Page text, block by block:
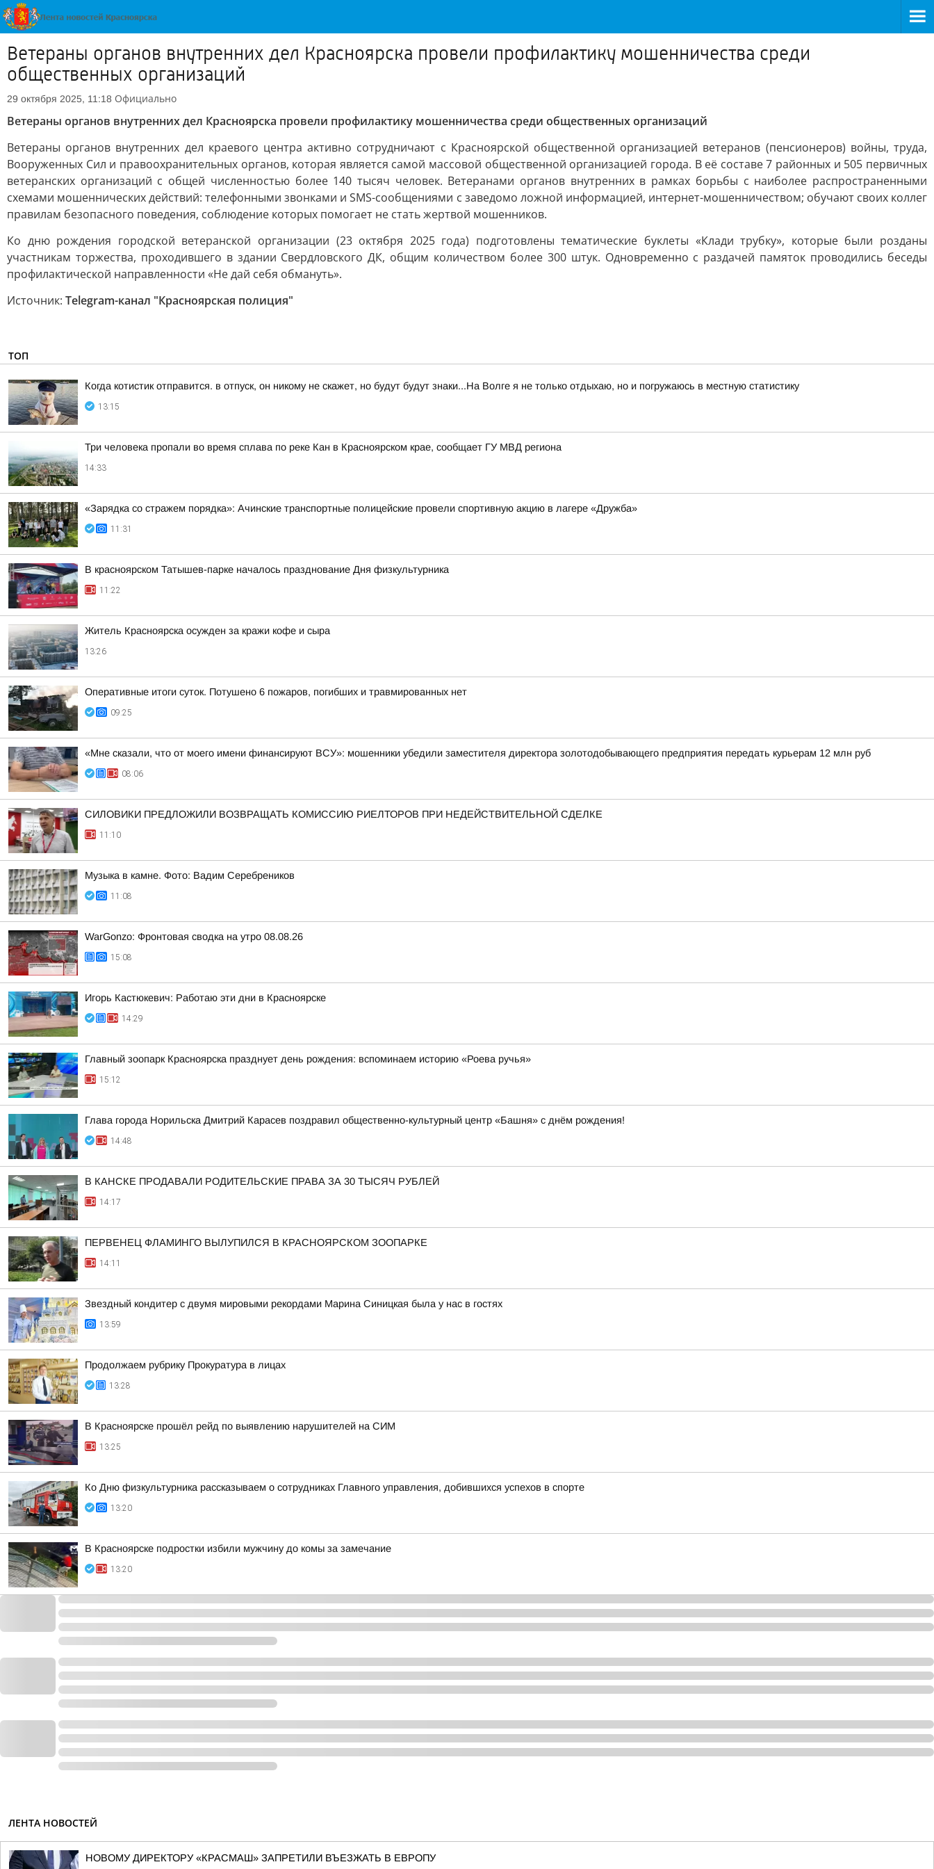
Ветераны органов внутренних дел Красноярска провели профилактику мошенничества среди
общественных организаций
29 октября 2025, 11:18 Официально
Ветераны органов внутренних дел Красноярска провели профилактику мошенничества среди общественных организаций
Ветераны органов внутренних дел краевого центра активно сотрудничают с Красноярской общественной организацией ветеранов (пенсионеров) войны, труда,
Вооруженных Сил и правоохранительных органов, которая является самой массовой общественной организацией города. В её составе 7 районных и 505 первичных
ветеранских организаций с общей численностью более 140 тысяч человек. Ветеранами органов внутренних в рамках борьбы с наиболее распространенными
схемами мошеннических действий: телефонными звонками и SMS-сообщениями с заведомо ложной информацией, интернет-мошенничеством; обучают своих коллег
правилам безопасного поведения, соблюдение которых помогает не стать жертвой мошенников.
Ко дню рождения городской ветеранской организации (23 октября 2025 года) подготовлены тематические буклеты «Клади трубку», которые были розданы
участникам торжества, проходившего в здании Свердловского ДК, общим количеством более 300 штук. Одновременно с раздачей памяток проводились беседы
профилактической направленности «Не дай себя обмануть».
Источник: Telegram-канал "Красноярская полиция"
ТОП
Когда котистик отправится. в отпуск, он никому не скажет, но будут будут знаки...На Волге я не только отдыхаю, но и погружаюсь в местную статистику
13:15
Три человека пропали во время сплава по реке Кан в Красноярском крае, сообщает ГУ МВД региона
14:33
«Зарядка со стражем порядка»: Ачинские транспортные полицейские провели спортивную акцию в лагере «Дружба»
11:31
В красноярском Татышев-парке началось празднование Дня физкультурника
11:22
Житель Красноярска осужден за кражи кофе и сыра
13:26
Оперативные итоги суток. Потушено 6 пожаров, погибших и травмированных нет
09:25
«Мне сказали, что от моего имени финансируют ВСУ»: мошенники убедили заместителя директора золотодобывающего предприятия передать курьерам 12 млн руб
08:06
СИЛОВИКИ ПРЕДЛОЖИЛИ ВОЗВРАЩАТЬ КОМИССИЮ РИЕЛТОРОВ ПРИ НЕДЕЙСТВИТЕЛЬНОЙ СДЕЛКЕ
11:10
Музыка в камне. Фото: Вадим Серебреников
11:08
WarGonzo: Фронтовая сводка на утро 08.08.26
15:08
Игорь Кастюкевич: Работаю эти дни в Красноярске
14:29
Главный зоопарк Красноярска празднует день рождения: вспоминаем историю «Роева ручья»
15:12
Глава города Норильска Дмитрий Карасев поздравил общественно-культурный центр «Башня» с днём рождения!
14:48
В КАНСКЕ ПРОДАВАЛИ РОДИТЕЛЬСКИЕ ПРАВА ЗА 30 ТЫСЯЧ РУБЛЕЙ
14:17
ПЕРВЕНЕЦ ФЛАМИНГО ВЫЛУПИЛСЯ В КРАСНОЯРСКОМ ЗООПАРКЕ
14:11
Звездный кондитер с двумя мировыми рекордами Марина Синицкая была у нас в гостях
13:59
Продолжаем рубрику Прокуратура в лицах
13:28
В Красноярске прошёл рейд по выявлению нарушителей на СИМ
13:25
Ко Дню физкультурника рассказываем о сотрудниках Главного управления, добившихся успехов в спорте
13:20
В Красноярске подростки избили мужчину до комы за замечание
13:20
ЛЕНТА НОВОСТЕЙ
НОВОМУ ДИРЕКТОРУ «КРАСМАШ» ЗАПРЕТИЛИ ВЪЕЗЖАТЬ В ЕВРОПУ